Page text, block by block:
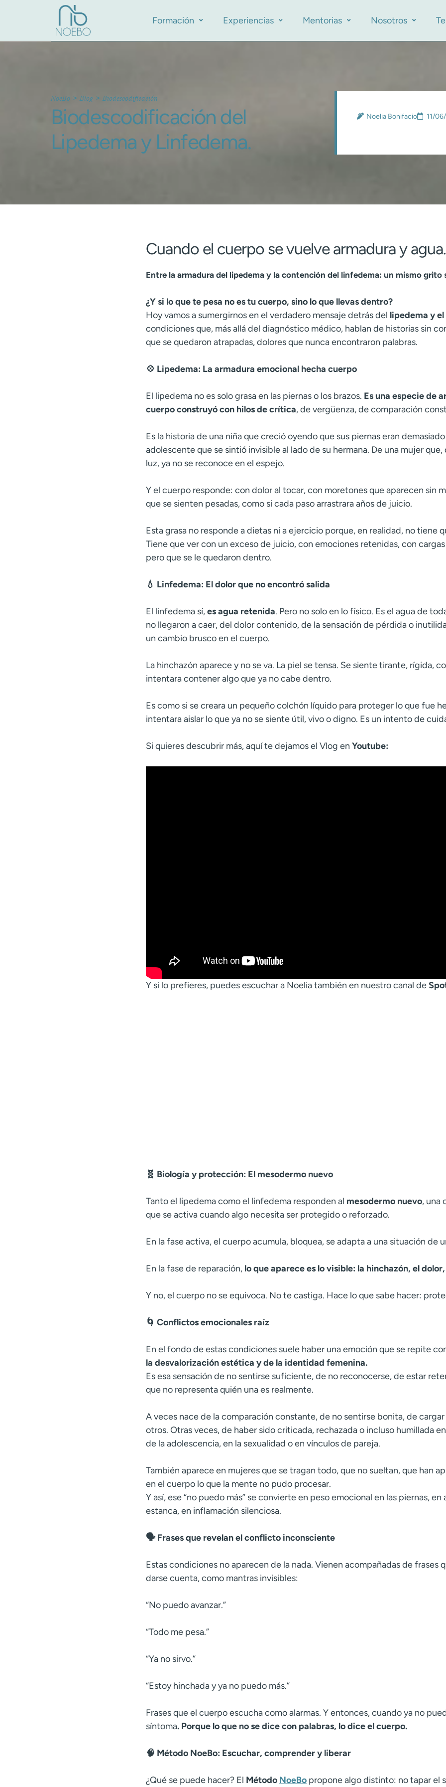
Formación Experiencias Mentorias Nosotros
NoeBo > Blog > Biodescodificación
Biodescodificación del
Lipedema y Linfedema.
Noelia Bonifacio 11/
Cuando el cuerpo se vuelve armadura y agua.
Entre la armadura del lipedema y la contención del linfedema: un mismo
¿Y si lo que te pesa no es tu cuerpo, sino lo que llevas dentro?
Hoy vamos a sumergirnos en el verdadero mensaje detrás del lipedema y
condiciones que, más allá del diagnóstico médico, hablan de historias sin
que se quedaron atrapadas, dolores que nunca encontraron palabras.
💠 Lipedema: La armadura emocional hecha cuerpo
El lipedema no es solo grasa en las piernas o los brazos. Es una especie de
cuerpo construyó con hilos de crítica, de vergüenza, de comparación
Es la historia de una niña que creció oyendo que sus piernas eran
adolescente que se sintió invisible al lado de su hermana. De una mujer que,
luz, ya no se reconoce en el espejo.
Y el cuerpo responde: con dolor al tocar, con moretones que aparecen sin
que se sienten pesadas, como si cada paso arrastrara años de juicio.
Esta grasa no responde a dietas ni a ejercicio porque, en realidad, no tiene
Tiene que ver con un exceso de juicio, con emociones retenidas, con
pero que se le quedaron dentro.
💧 Linfedema: El dolor que no encontró salida
El linfedema sí,es agua retenida. Pero no solo en lo físico. Es el agua de
no llegaron a caer, del dolor contenido, de la sensación de pérdida o
un cambio brusco en el cuerpo.
La hinchazón aparece y no se va. La piel se tensa. Se siente tirante, rígida,
intentara contener algo que ya no cabe dentro.
Es como si se creara un pequeño colchón líquido para proteger lo que fue
intentara aislar lo que ya no se siente útil, vivo o digno. Es un intento de
Si quieres descubrir más, aquí te dejamos el Vlog en Youtube:
Y si lo prefieres, puedes escuchar a Noelia también en nuestro canal de
🧬 Biología y protección: El mesodermo nuevo
Tanto el lipedema como el linfedema responden al mesodermo nuevo, una
que se activa cuando algo necesita ser protegido o reforzado.
En la fase activa, el cuerpo acumula, bloquea, se adapta a una situación de
En la fase de reparación, lo que aparece es lo visible: la hinchazón, el
Y no, el cuerpo no se equivoca. No te castiga. Hace lo que sabe hacer:
🌀 Conflictos emocionales raíz
En el fondo de estas condiciones suele haber una emoción que se repite
la desvalorización estética y de la identidad femenina.
Es esa sensación de no sentirse suficiente, de no reconocerse, de estar
que no representa quién una es realmente.
A veces nace de la comparación constante, de no sentirse bonita, de
otros. Otras veces, de haber sido criticada, rechazada o incluso humillada
de la adolescencia, en la sexualidad o en vínculos de pareja.
También aparece en mujeres que se tragan todo, que no sueltan, que han
en el cuerpo lo que la mente no pudo procesar.
Y así, ese “no puedo más” se convierte en peso emocional en las piernas, en
estanca, en inflamación silenciosa.
🗣️ Frases que revelan el conflicto inconsciente
Estas condiciones no aparecen de la nada. Vienen acompañadas de frases
darse cuenta, como mantras invisibles:
“No puedo avanzar.”
“Todo me pesa.”
“Ya no sirvo.”
“Estoy hinchada y ya no puedo más.”
Frases que el cuerpo escucha como alarmas. Y entonces, cuando ya no
síntoma. Porque lo que no se dice con palabras, lo dice el cuerpo.
🧠 Método NoeBo: Escuchar, comprender y liberar
¿Qué se puede hacer? El Método NoeBo propone algo distinto: no tapar el